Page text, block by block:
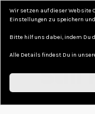
Still
Wir setzen auf dieser Website
Einstellungen zu speichern
Bitte hilf uns dabei, indem Du
Alle Details findest Du in